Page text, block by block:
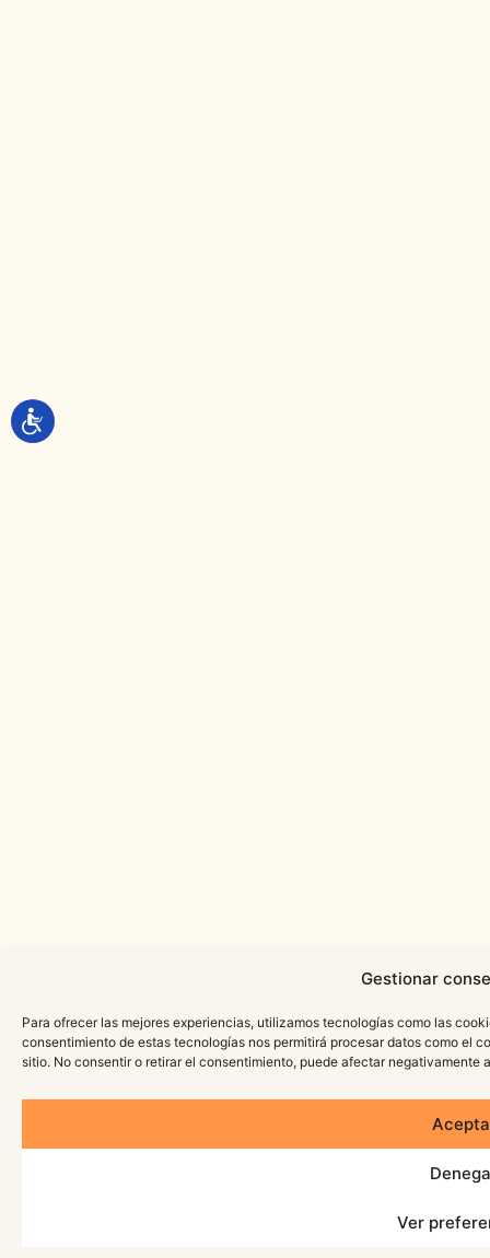
Gestionar
Para ofrecer las mejores experiencias, utilizamos tecnologías como las
consentimiento de estas tecnologías nos permitirá procesar datos como el
sitio. No consentir o retirar el consentimiento, puede afectar negativamente
Ver